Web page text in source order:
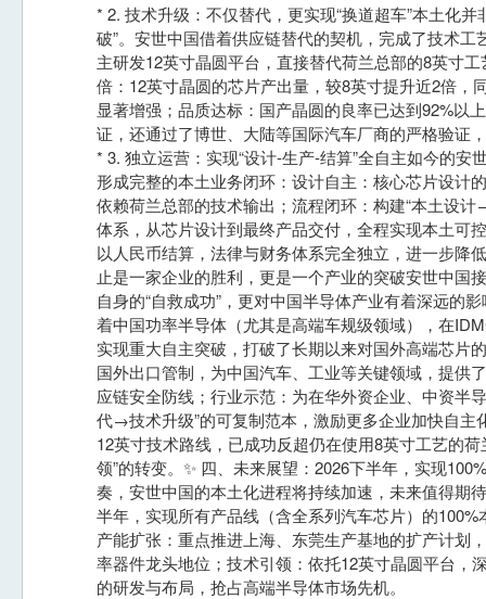
* 2. 技术升级：不仅替代，更实现“换道超车”本土化并
破”。安世中国借着供应链替代的契机，完成了技术
主研发12英寸晶圆平台，直接替代荷兰总部的8英寸
倍：12英寸晶圆的芯片产出量，较8英寸提升近2倍，
显著增强；品质达标：国产晶圆的良率已达到92%以
证，还通过了博世、大陆等国际汽车厂商的严格验证
* 3. 独立运营：实现“设计-生产-结算”全自主如今的安
形成完整的本土业务闭环：设计自主：核心芯片设计
依赖荷兰总部的技术输出；流程闭环：构建“本土设
体系，从芯片设计到最终产品交付，全程实现本土可
以人民币结算，法律与财务体系完全独立，进一步降
止是一家企业的胜利，更是一个产业的突破安世中国
自身的“自救成功”，更对中国半导体产业有着深远的
着中国功率半导体（尤其是高端车规级领域），在
实现重大自主突破，打破了长期以来对国外高端芯片
国外出口管制，为中国汽车、工业等关键领域，提供
应链安全防线；行业示范：为在华外资企业、中资半
代→技术升级”的可复制范本，激励更多企业加快自主
12英寸技术路线，已成功反超仍在使用8英寸工艺的荷
领”的转变。✨ 四、未来展望：2026下半年，实现
奏，安世中国的本土化进程将持续加速，未来值得期
半年，实现所有产品线（含全系列汽车芯片）的
产能扩张：重点推进上海、东莞生产基地的扩产计划
率器件龙头地位；技术引领：依托12英寸晶圆平台，
的研发与布局，抢占高端半导体市场先机。